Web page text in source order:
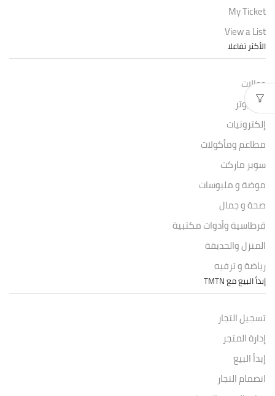
My Ticket
View a List
الأكثر تفاعلا
جوالات
كمبيوتر
إلكترونيات
مطاعم ومأكولات
سوبر ماركت
موضة و ملبوسات
صحة و جمال
قرطاسية وأدوات مكتبية
المنزل والحديقة
رياضة و ترفيه
إبدأ البيع مع TMTN
تسجيل التجار
إدارة المتجر
إبدأ البيع
انضمام التجار